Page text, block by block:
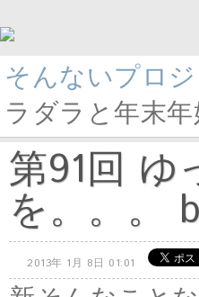
そんないプロ
ラダラと年末
第91回 ゆ
を。。。
2013年 1月 8日 01:01